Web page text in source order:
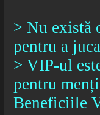
> Nu există
pentru a
> VIP-ul
pentru
Beneficiile